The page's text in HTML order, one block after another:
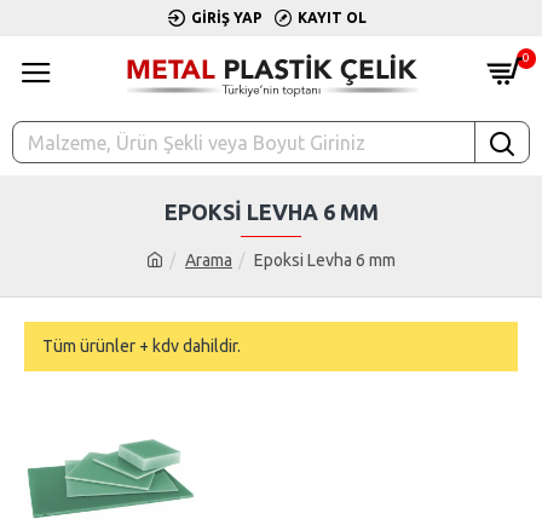
GIRIŞ YAP KAYIT OL
0
Arama Epoksi Levha 6 mm
EPOKSI LEVHA 6 MM
Tüm ürünler + kdv dahildir.